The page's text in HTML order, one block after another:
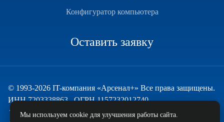
Конфигуратор компьютера
Оставить заявку
© 1993-2026 IT-компания «Арсенал+» Все права защищены.
ИНН 7203338863 , ОГРН 1157232012740
Техническая поддержка
Мы используем cookie для улучшения работы сайта.